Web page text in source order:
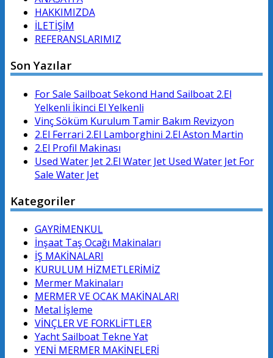
HAKKIMIZDA
İLETİŞİM
REFERANSLARIMIZ
Son Yazılar
For Sale Sailboat Sekond Hand Sailboat 2.El
Yelkenli İkinci El Yelkenli
Vinç Söküm Kurulum Tamir Bakım Revizyon
2.El Ferrari 2.El Lamborghini 2.El Aston Martin
2.El Profil Makinası
Used Water Jet 2.El Water Jet Used Water Jet For
Sale Water Jet
Kategoriler
GAYRİMENKUL
İnşaat Taş Ocağı Makinaları
İŞ MAKİNALARI
KURULUM HİZMETLERİMİZ
Mermer Makinaları
MERMER VE OCAK MAKİNALARI
Metal İşleme
VİNÇLER VE FORKLİFTLER
Yacht Sailboat Tekne Yat
YENİ MERMER MAKİNELERİ